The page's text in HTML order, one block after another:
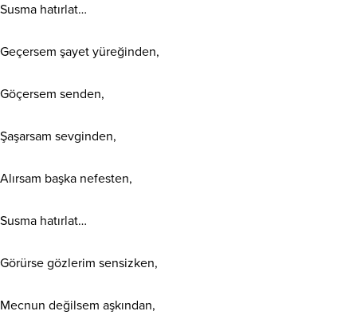
Susma hatırlat…
Geçersem şayet yüreğinden,
Göçersem senden,
Şaşarsam sevginden,
Alırsam başka nefesten,
Susma hatırlat…
Görürse gözlerim sensizken,
Mecnun değilsem aşkından,